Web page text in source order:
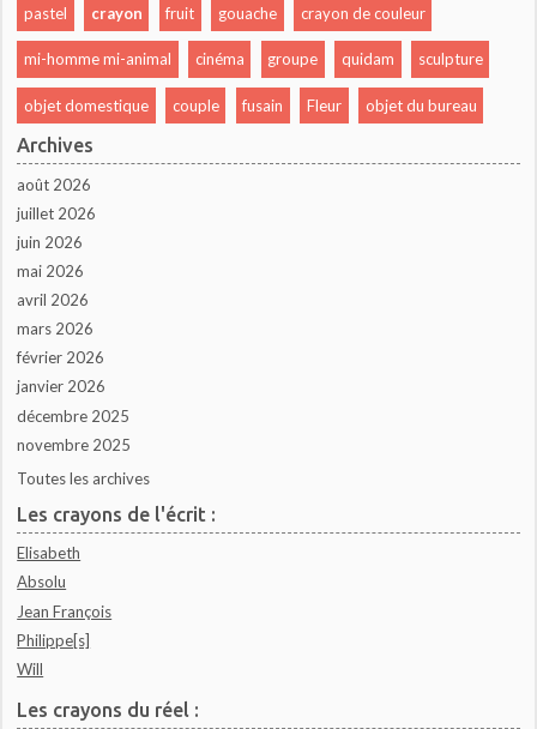
pastel crayon fruit gouache crayon de couleur
mi-homme mi-animal cinéma groupe quidam sculpture
objet domestique couple fusain Fleur objet du bureau
Archives
août 2026
juillet 2026
juin 2026
mai 2026
avril 2026
mars 2026
février 2026
janvier 2026
décembre 2025
novembre 2025
Toutes les archives
Les crayons de l'écrit :
Elisabeth
Absolu
Jean François
Philippe[s]
Will
Les crayons du réel :